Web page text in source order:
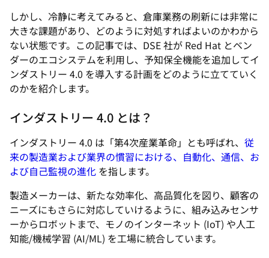
しかし、冷静に考えてみると、倉庫業務の刷新には非常に
大きな課題があり、どのように対処すればよいのかわから
ない状態です。この記事では、DSE 社が Red Hat とベン
ダーのエコシステムを利用し、予知保全機能を追加してイ
ンダストリー 4.0 を導入する計画をどのように立てていく
のかを紹介します。
インダストリー 4.0 とは？
インダストリー 4.0 は「第4次産業革命」とも呼ばれ、 従
来の製造業および業界の慣習における、自動化、通信、お
よび自己監視の進化 を指します。
製造メーカーは、新たな効率化、高品質化を図り、顧客の
ニーズにもさらに対応していけるように、組み込みセンサ
ーからロボットまで、モノのインターネット (IoT) や人工
知能/機械学習 (AI/ML) を工場に統合しています。